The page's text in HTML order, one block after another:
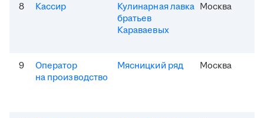
8 Кассир
Кулинарная лавка
братьев
Караваевых
Москва
9
Оператор
на производство
Мясницкий ряд Москва